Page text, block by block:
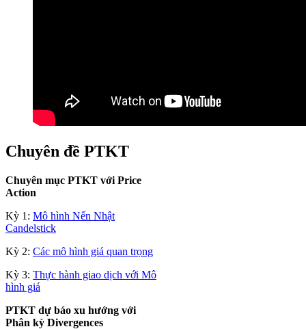
Chuyên đề PTKT
Chuyên mục PTKT với Price
Action
Kỳ 1: Mô hình Nến Nhật
Candelstick
Kỳ 2: Các mô hình giá quan trọng
Kỳ 3: Thực hành giao dịch với Mô
hình giá
PTKT dự báo xu hướng với
Phân kỳ Divergences